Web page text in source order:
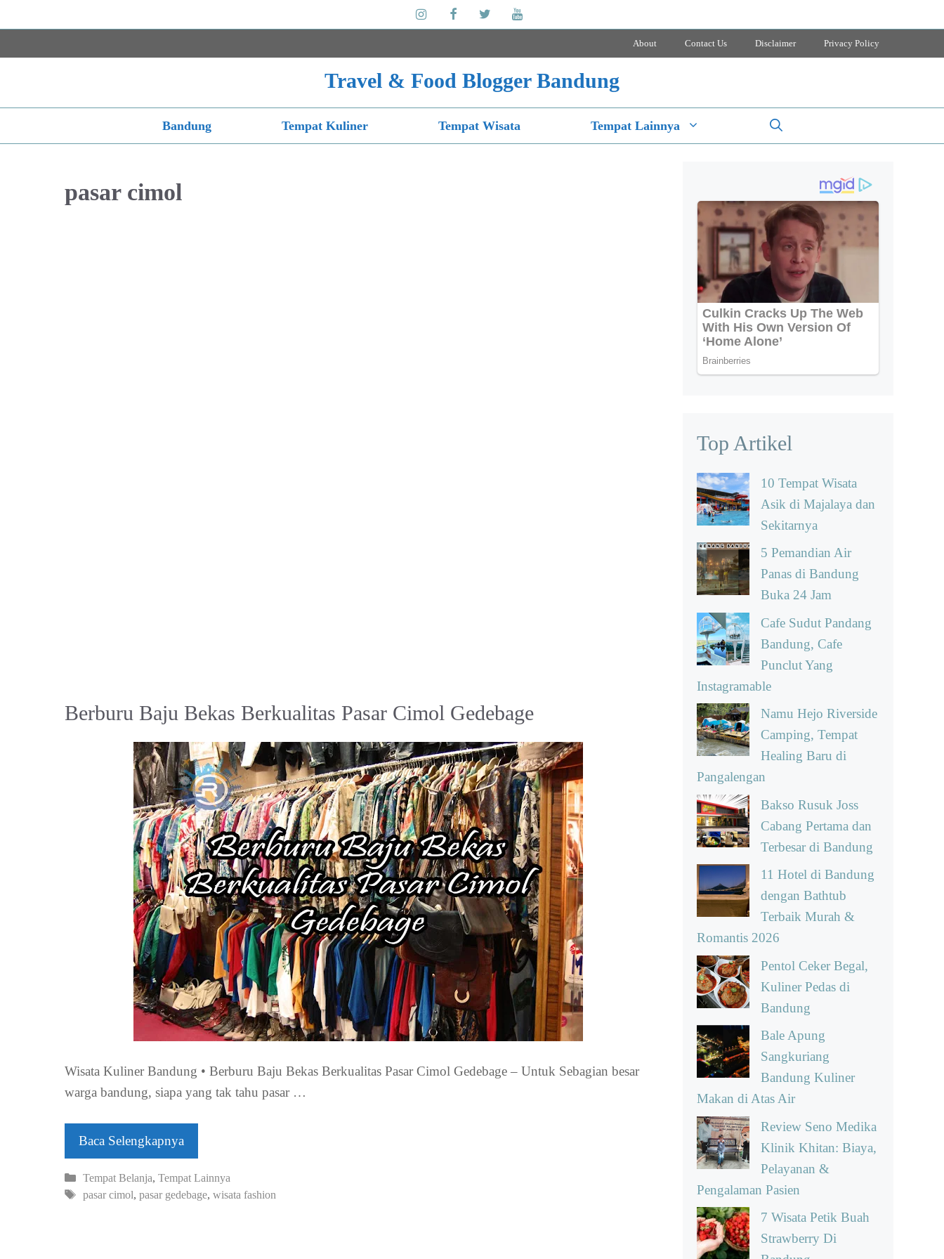
ke
About Contact Us Disclaimer Privacy Policy
Travel & Food Blogger Bandung
Bandung Tempat Kuliner Tempat Wisata Tempat Lainnya
pasar cimol
Berburu Baju Bekas Berkualitas Pasar Cimol Gedebage
Wisata Kuliner Bandung • Berburu Baju Bekas Berkualitas Pasar Cimol Gedebage – Untuk Sebagian besar
warga bandung, siapa yang tak tahu pasar …
Baca Selengkapnya
Kategori
Tempat Belanja, Tempat Lainnya
Tag
pasar cimol, pasar gedebage, wisata fashion
Top Artikel
10 Tempat Wisata
Asik di Majalaya dan
Sekitarnya
5 Pemandian Air
Panas di Bandung
Buka 24 Jam
Cafe Sudut Pandang
Bandung, Cafe
Punclut Yang
Instagramable
Namu Hejo Riverside
Camping, Tempat
Healing Baru di
Pangalengan
Bakso Rusuk Joss
Cabang Pertama dan
Terbesar di Bandung
11 Hotel di Bandung
dengan Bathtub
Terbaik Murah &
Romantis 2026
Pentol Ceker Begal,
Kuliner Pedas di
Bandung
Bale Apung
Sangkuriang
Bandung Kuliner
Makan di Atas Air
Review Seno Medika
Klinik Khitan: Biaya,
Pelayanan &
Pengalaman Pasien
7 Wisata Petik Buah
Strawberry Di